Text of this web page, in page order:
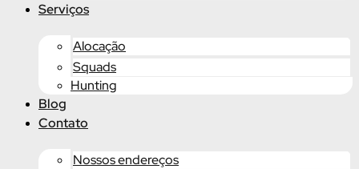
Serviços
Alocação
Squads
Hunting
Blog
Contato
Nossos endereços